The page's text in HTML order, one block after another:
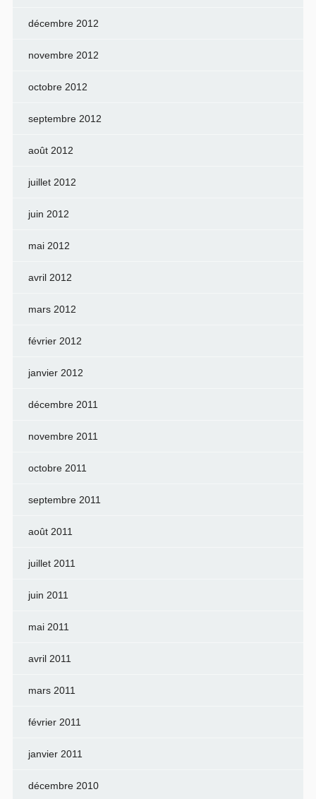
décembre 2012
novembre 2012
octobre 2012
septembre 2012
août 2012
juillet 2012
juin 2012
mai 2012
avril 2012
mars 2012
février 2012
janvier 2012
décembre 2011
novembre 2011
octobre 2011
septembre 2011
août 2011
juillet 2011
juin 2011
mai 2011
avril 2011
mars 2011
février 2011
janvier 2011
décembre 2010